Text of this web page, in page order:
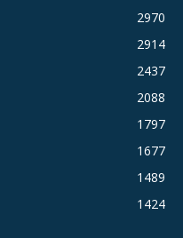
2970
2914
2437
2088
1797
1677
1489
1424